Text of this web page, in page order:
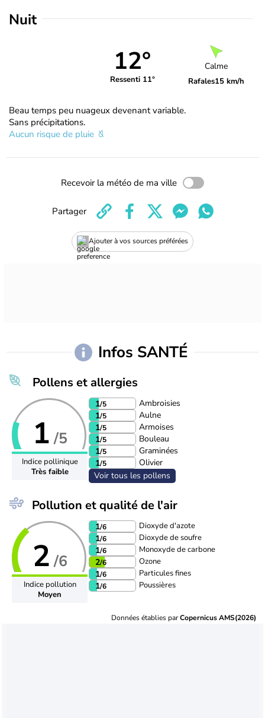
Nuit
12°
Ressenti 11°
Calme
Rafales15 km/h
Beau temps peu nuageux devenant variable.
Sans précipitations.
Aucun risque de pluie
Recevoir la météo de ma ville
Ajouter à vos sources préférées
Partager
Infos SANTÉ
Pollens et allergies
1 /5
Indice pollinique
Très faible
1/5
Ambroisies
1/5
Aulne
1/5
Armoises
1/5
Bouleau
1/5
Graminées
1/5
Olivier
Voir tous les pollens
Pollution et qualité de l'air
2 /6
Indice pollution
Moyen
1/6 Dioxyde d'azote
1/6 Dioxyde de soufre
1/6 Monoxyde de carbone
2/6 Ozone
1/6 Particules fines
1/6 Poussières
Données établies parCopernicus AMS(2026)